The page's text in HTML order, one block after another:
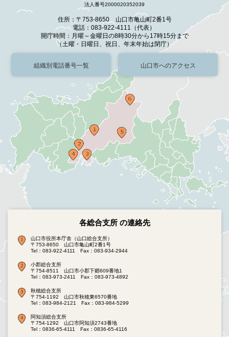
法人番号2000020352039
住所：〒753-8650 山口市亀山町2番1号
電話：083-922-4111（代表）
開庁時間：月曜～金曜日の8時30分から17時15分まで
（土曜・日曜日、祝日、年末年始は閉庁）
組織別電話番号一覧 山口市へのアクセス
各総合支所 の連絡先
山口市役所本庁舎（山口総合支所）
〒753-8650 山口市亀山町2番1号
Tel：083-922-4111
Fax：083-934-2944
小郡総合支所
〒754-8511 山口市小郡下郷609番地1
Tel：083-973-2411
Fax：083-973-4892
秋穂総合支所
〒754-1192 山口市秋穂東6570番地
Tel：083-984-2121
Fax：083-984-5299
阿知須総合支所
〒754-1292 山口市阿知須2743番地
Tel：0836-65-4111
Fax：0836-65-4116